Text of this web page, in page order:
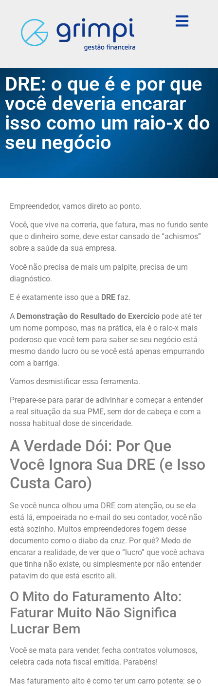
DRE: o que é e por que
você deveria encarar
isso como um raio-x do
seu negócio
Empreendedor, vamos direto ao ponto.
Você, que vive na correria, que fatura, mas no fundo sente
que o dinheiro some, deve estar cansado de “achismos”
sobre a saúde da sua empresa.
Você não precisa de mais um palpite, precisa de um
diagnóstico.
E é exatamente isso que a DRE faz.
A Demonstração do Resultado do Exercício pode até ter
um nome pomposo, mas na prática, ela é o raio-x mais
poderoso que você tem para saber se seu negócio está
mesmo dando lucro ou se você está apenas empurrando
com a barriga.
Vamos desmistificar essa ferramenta.
Prepare-se para parar de adivinhar e começar a entender
a real situação da sua PME, sem dor de cabeça e com a
nossa habitual dose de sinceridade.
A Verdade Dói: Por Que
Você Ignora Sua DRE (e Isso
Custa Caro)
Se você nunca olhou uma DRE com atenção, ou se ela
está lá, empoeirada no e-mail do seu contador, você não
está sozinho. Muitos empreendedores fogem desse
documento como o diabo da cruz. Por quê? Medo de
encarar a realidade, de ver que o “lucro” que você achava
que tinha não existe, ou simplesmente por não entender
patavim do que está escrito ali.
O Mito do Faturamento Alto:
Faturar Muito Não Significa
Lucrar Bem
Você se mata para vender, fecha contratos volumosos,
celebra cada nota fiscal emitida. Parabéns!
Mas faturamento alto é como ter um carro potente: se o